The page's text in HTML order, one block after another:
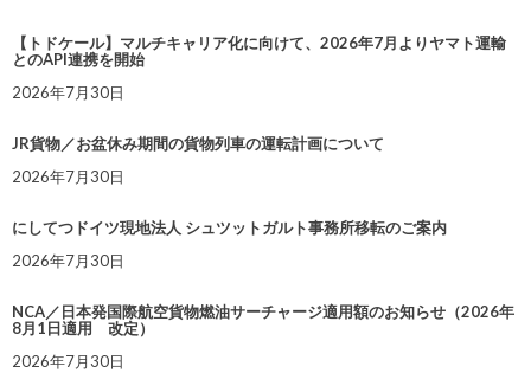
【トドケール】マルチキャリア化に向けて、2026年7月よりヤマト運輸
とのAPI連携を開始
2026年7月30日
JR貨物／お盆休み期間の貨物列車の運転計画について
2026年7月30日
にしてつドイツ現地法人 シュツットガルト事務所移転のご案内
2026年7月30日
NCA／日本発国際航空貨物燃油サーチャージ適用額のお知らせ（2026年
8月1日適用 改定）
2026年7月30日